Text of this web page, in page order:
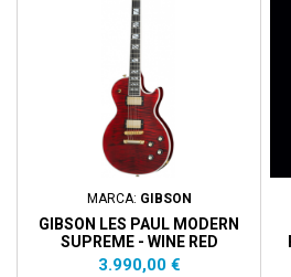
MARCA: GIBSON
GIBSON LES PAUL MODERN
SUPREME - WINE RED
Prezzo
3.990,00 €